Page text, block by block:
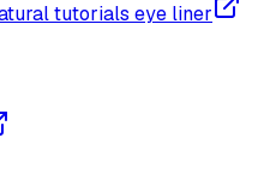
tutorials eye liner